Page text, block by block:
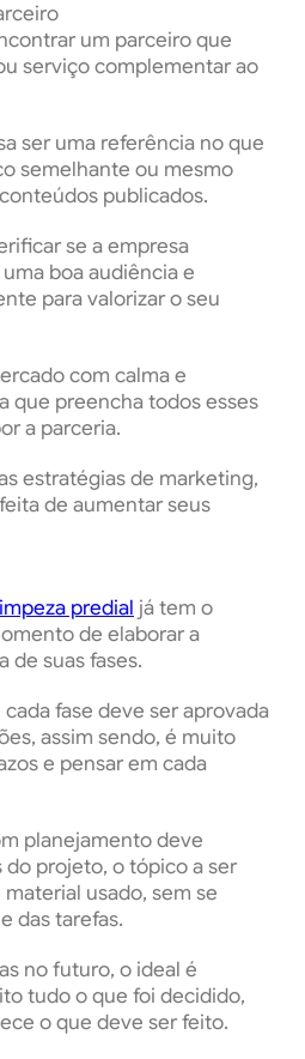
um parceiro que
serviço complementar ao
ser uma referência no que
semelhante ou mesmo
publicados.
se a empresa
boa audiência e
para valorizar o seu
com calma e
que preencha todos esses
a parceria.
estratégias de marketing,
de aumentar seus
predial já tem o
de elaborar a
de suas fases.
fase deve ser aprovada
assim sendo, é muito
e pensar em cada
planejamento deve
projeto, o tópico a ser
usado, sem se
das tarefas.
no futuro, o ideal é
tudo o que foi decidido,
o que deve ser feito.